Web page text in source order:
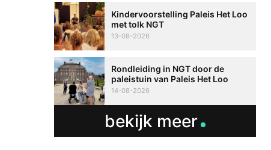
Kindervoorstelling Paleis Het Loo
met tolk NGT
13-08-2026
Rondleiding in NGT door de
paleistuin van Paleis Het Loo
14-08-2026
bekijk meer